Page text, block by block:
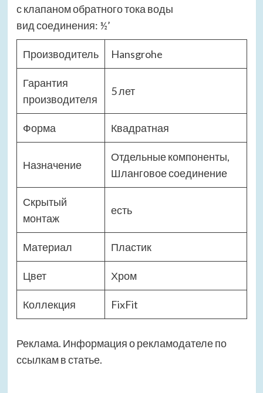
с клапаном обратного тока воды
вид соединения: ½’
Производитель Hansgrohe
Гарантия
производителя
5 лет
Форма Квадратная
Назначение
Отдельные компоненты,
Шланговое соединение
Скрытый
монтаж
есть
Материал Пластик
Цвет Хром
Коллекция FixFit
Реклама. Информация о рекламодателе по
ссылкам в статье.